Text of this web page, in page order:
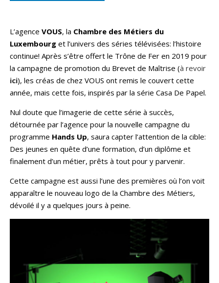
L’agence VOUS, la Chambre des Métiers du
Luxembourg et l’univers des séries télévisées: l’histoire
continue! Après s’être offert le Trône de Fer en 2019 pour
la campagne de promotion du Brevet de Maîtrise (à revoir
ici), les créas de chez VOUS ont remis le couvert cette
année, mais cette fois, inspirés par la série Casa De Papel.
Nul doute que l’imagerie de cette série à succès,
détournée par l’agence pour la nouvelle campagne du
programme Hands Up, saura capter l’attention de la cible:
Des jeunes en quête d’une formation, d’un diplôme et
finalement d’un métier, prêts à tout pour y parvenir.
Cette campagne est aussi l’une des premières où l’on voit
apparaître le nouveau logo de la Chambre des Métiers,
dévoilé il y a quelques jours à peine.